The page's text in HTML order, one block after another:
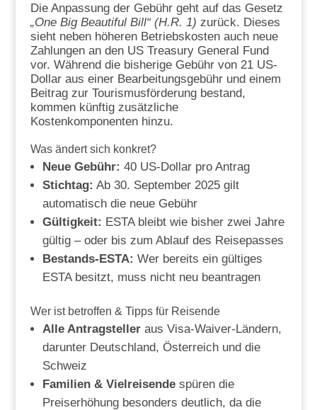
Die Anpassung der Gebühr geht auf das Gesetz
„One Big Beautiful Bill“ (H.R. 1) zurück. Dieses
sieht neben höheren Betriebskosten auch neue
Zahlungen an den US Treasury General Fund
vor. Während die bisherige Gebühr von 21 US-
Dollar aus einer Bearbeitungsgebühr und einem
Beitrag zur Tourismusförderung bestand,
kommen künftig zusätzliche
Kostenkomponenten hinzu.
Was ändert sich konkret?
Neue Gebühr: 40 US-Dollar pro Antrag
Stichtag: Ab 30. September 2025 gilt
automatisch die neue Gebühr
Gültigkeit: ESTA bleibt wie bisher zwei Jahre
gültig – oder bis zum Ablauf des Reisepasses
Bestands-ESTA: Wer bereits ein gültiges
ESTA besitzt, muss nicht neu beantragen
Wer ist betroffen & Tipps für Reisende
Alle Antragstelleraus Visa-Waiver-Ländern,
darunter Deutschland, Österreich und die
Schweiz
Familien & Vielreisendespüren die
Preiserhöhung besonders deutlich, da die